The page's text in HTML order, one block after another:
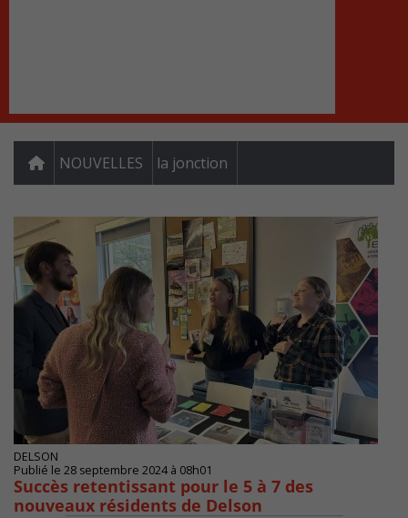
NOUVELLES la jonction
DELSON
Publié le 28 septembre 2024 à 08h01
Succès retentissant pour le 5 à 7 des
nouveaux résidents de Delson